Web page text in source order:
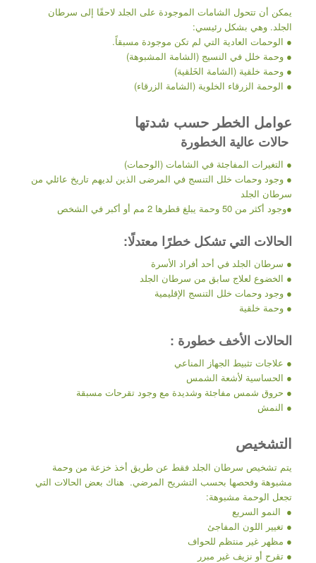
يمكن أن تتحول الشامات الموجودة على الجلد لاحقًا إلى سرطان
الجلد. وهي بشكل رئيسي:
● الوحمات العادية التي لم تكن موجودة مسبقاً.
● وحمة خلل في النسيج (الشامة المشبوهة)
● وحمة خلقية (الشامة الخَلقية)
● الوحمة الزرقاء الخلوية (الشامة الزرقاء)
عوامل الخطر حسب شدتها
حالات عالية الخطورة
● التغيرات المفاجئة في الشامات (الوحمات)
● وجود وحمات خلل التنسج في المرضى الذين لديهم تاريخ عائلي من
سرطان الجلد
●وجود أكثر من 50 وحمة يبلغ قطرها 2 مم أو أكبر في الشخص
الحالات التي تشكل خطرًا معتدلًا:
● سرطان الجلد في أحد أفراد الأسرة
● الخضوع لعلاج سابق من سرطان الجلد
● وجود وحمات خلل التنسج الإقليمية
● وحمة خلقية
الحالات الأخف خطورة :
● علاجات تثبيط الجهاز المناعي
● الحساسية لأشعة الشمس
● حروق شمس مفاجئة وشديدة مع وجود تقرحات مسبقة
● النمش
التشخيص
يتم تشخيص سرطان الجلد فقط عن طريق أخذ خزعة من وحمة
مشبوهة وفحصها بحسب التشريح المرضي. هناك بعض الحالات التي
تجعل الوحمة مشبوهة:
● النمو السريع
● تغيير اللون المفاجئ
● مظهر غير منتظم للحواف
● تقرح أو نزيف غير مبرر